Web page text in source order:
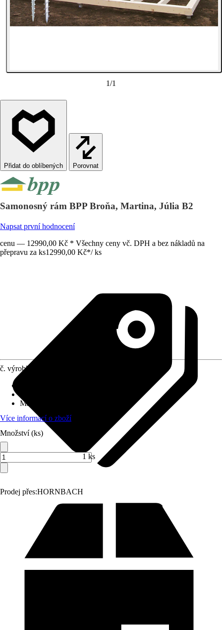
1/1
Porovnat
Samonosný rám BPP Broňa, Martina, Júlia B2
Napsat první hodnocení
cenu — 12990,00 Kč * Všechny ceny vč. DPH a bez nákladů na
přepravu za ks12990,00 Kč*/ ks
Prodej přes:HORNBACH
č. výrobku
Materiál
Více informací o zboží
Množství (ks)
1 ks